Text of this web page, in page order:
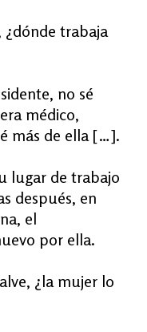
¿dónde trabaja
no sé
médico,
más de ella […].
lugar de trabajo
después, en
el
por ella.
¿la mujer lo